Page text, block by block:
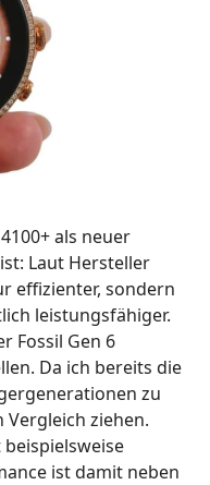
als neuer
Laut Hersteller
effizienter, sondern
leistungsfähiger.
Fossil Gen 6
Da ich bereits die
zu
ziehen.
ist damit neben